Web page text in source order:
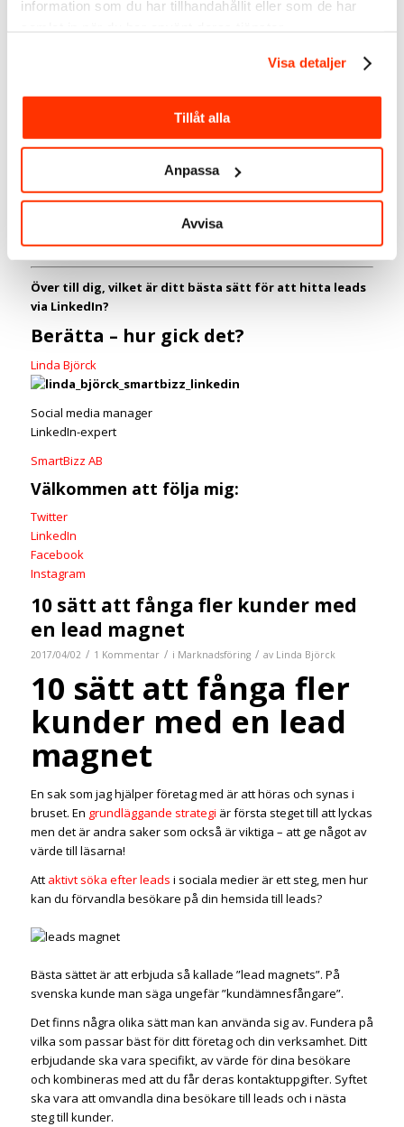
information som du har tillhandahållit eller som de har
Visa detaljer
Tillåt alla
Anpassa
Avvisa
dig av så du kan positionera dig som en expert inom din
Att generera leads via LinkedIn är tidskrävande men om du
gör det på rätt sätt kommer du att se ett positivt resultat. Med
hjälp av dessa tipsen kan du bygga upp en relevant och stark
Berätta gärna hur det går!
Över till dig, vilket är ditt bästa sätt för att hitta leads
via LinkedIn?
Berätta – hur gick det?
Linda Björck
Social media manager
LinkedIn-expert
SmartBizz AB
Välkommen att följa mig:
Twitter
LinkedIn
Facebook
Instagram
10 sätt att fånga fler kunder med
en lead magnet
2017/04/02 / 1 Kommentar / i Marknadsföring / av Linda Björck
10 sätt att fånga fler
kunder med en lead
magnet
En sak som jag hjälper företag med är att höras och synas i
bruset. En grundläggande strategi är första steget till att lyckas
men det är andra saker som också är viktiga – att ge något av
värde till läsarna!
Att aktivt söka efter leads i sociala medier är ett steg, men hur
kan du förvandla besökare på din hemsida till leads?
Bästa sättet är att erbjuda så kallade ”lead magnets”. På
svenska kunde man säga ungefär ”kundämnesfångare”.
Det finns några olika sätt man kan använda sig av. Fundera på
vilka som passar bäst för ditt företag och din verksamhet. Ditt
erbjudande ska vara specifikt, av värde för dina besökare
och kombineras med att du får deras kontaktuppgifter. Syftet
ska vara att omvandla dina besökare till leads och i nästa
steg till kunder.